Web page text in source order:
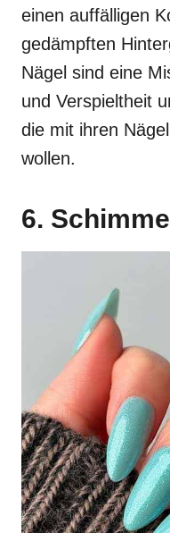
einen auffälligen
gedämpften
Nägel sind eine
und Verspieltheit
die mit ihren
wollen.
6.